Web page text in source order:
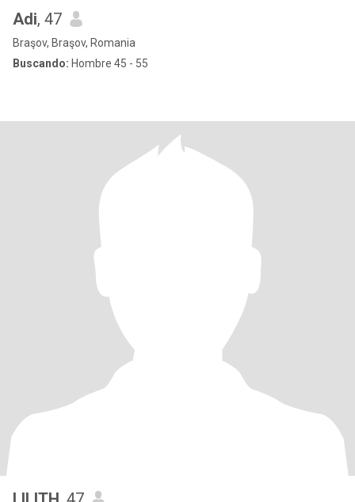
Adi, 47
Braşov, Braşov, Romania
Buscando: Hombre 45 - 55